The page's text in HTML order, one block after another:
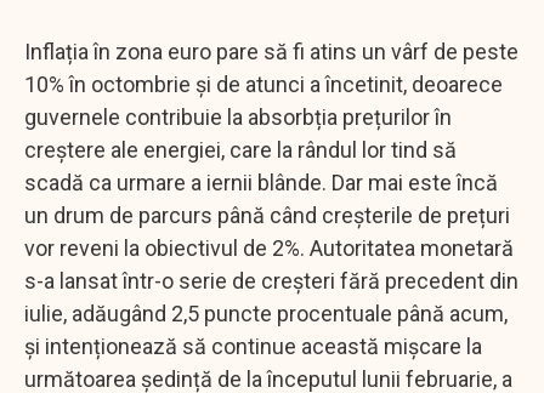
Inflația în zona euro pare să fi atins un vârf de peste
10% în octombrie și de atunci a încetinit, deoarece
guvernele contribuie la absorbția prețurilor în
creștere ale energiei, care la rândul lor tind să
scadă ca urmare a iernii blânde. Dar mai este încă
un drum de parcurs până când creșterile de prețuri
vor reveni la obiectivul de 2%. Autoritatea monetară
s-a lansat într-o serie de creșteri fără precedent din
iulie, adăugând 2,5 puncte procentuale până acum,
și intenționează să continue această mișcare la
următoarea ședință de la începutul lunii februarie, a